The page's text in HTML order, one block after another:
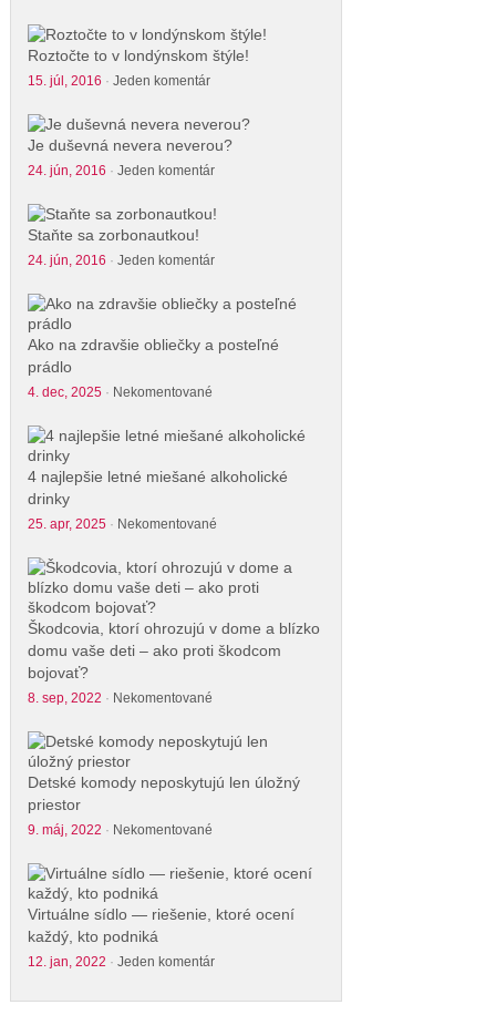
Roztočte to v londýnskom štýle!
15. júl, 2016 · Jeden komentár
Je duševná nevera neverou?
24. jún, 2016 · Jeden komentár
Staňte sa zorbonautkou!
24. jún, 2016 · Jeden komentár
Ako na zdravšie obliečky a posteľné
prádlo
4. dec, 2025· Nekomentované
4 najlepšie letné miešané alkoholické
drinky
25. apr, 2025· Nekomentované
Škodcovia, ktorí ohrozujú v dome a blízko
domu vaše deti – ako proti škodcom
bojovať?
8. sep, 2022 · Nekomentované
Detské komody neposkytujú len úložný
priestor
9. máj, 2022 · Nekomentované
Virtuálne sídlo — riešenie, ktoré ocení
každý, kto podniká
12. jan, 2022 · Jeden komentár